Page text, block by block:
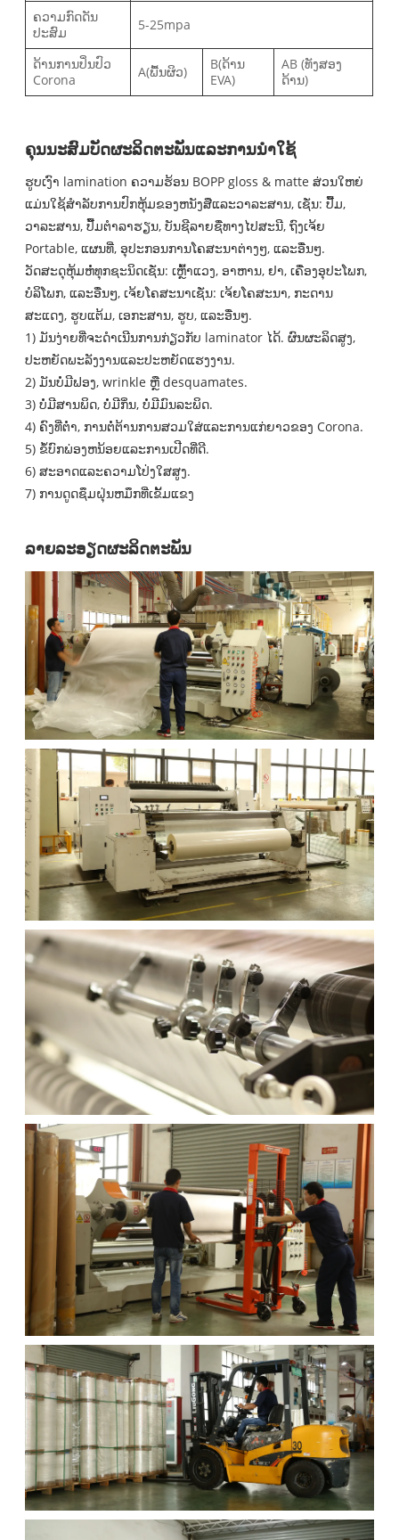
ຄວາມກົດດັນ
ປະສົມ
5-25mpa
ດ້ານການປິ່ນປົວ
Corona
A(ພື້ນຜິວ)
B(ດ້ານ
EVA)
AB (ທັງສອງ
ດ້ານ)
ຄຸນ​ນະ​ສົມ​ບັດ​ຜະ​ລິດ​ຕະ​ພັນ​ແລະ​ການ​ນໍາ​ໃຊ້​
ຮູບເງົາ lamination ຄວາມຮ້ອນ BOPP gloss & matte ສ່ວນໃຫຍ່
ແມ່ນໃຊ້ສໍາລັບການປົກຫຸ້ມຂອງຫນັງສືແລະວາລະສານ, ເຊັ່ນ: ປື້ມ,
ວາລະສານ, ປື້ມຕໍາລາຮຽນ, ບັນຊີລາຍຊື່ທາງໄປສະນີ, ຖົງເຈ້ຍ
Portable, ແຜນທີ່, ອຸປະກອນການໂຄສະນາຕ່າງໆ, ແລະອື່ນໆ.
ວັດສະດຸຫຸ້ມຫໍ່ທຸກຊະນິດເຊັ່ນ: ເຫຼົ້າແວງ, ອາຫານ, ຢາ, ເຄື່ອງອຸປະໂພກ,
ບໍລິໂພກ, ແລະອື່ນໆ, ເຈ້ຍໂຄສະນາເຊັ່ນ: ເຈ້ຍໂຄສະນາ, ກະດານ
ສະແດງ, ຮູບແຕ້ມ, ເອກະສານ, ຮູບ, ແລະອື່ນໆ.
1) ມັນງ່າຍທີ່ຈະດໍາເນີນການກ່ຽວກັບ laminator ໄດ້. ຜົນຜະລິດສູງ,
ປະຫຍັດພະລັງງານແລະປະຫຍັດແຮງງານ.
2) ມັນບໍ່ມີຟອງ, wrinkle ຫຼື desquamates.
3) ບໍ່ມີສານພິດ, ບໍ່ມີກິ່ນ, ບໍ່ມີມົນລະພິດ.
4) ຄົງທີ່ຕໍ່າ, ການຕໍ່ຕ້ານການສວມໃສ່ແລະການແກ່ຍາວຂອງ Corona.
5) ຂໍ້ບົກພ່ອງຫນ້ອຍແລະການເປີດທີ່ດີ.
6) ສະອາດແລະຄວາມໂປ່ງໃສສູງ.
7) ການດູດຊຶມຝຸ່ນຫມຶກທີ່ເຂັ້ມແຂງ
ລາຍລະອຽດຜະລິດຕະພັນ